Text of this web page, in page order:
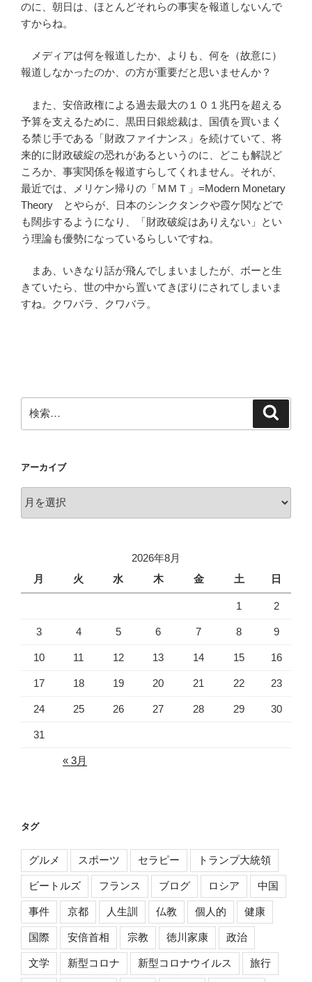
のに、朝日は、ほとんどそれらの事実を報道しないんで
すからね。
メディアは何を報道したか、よりも、何を（故意に）
報道しなかったのか、の方が重要だと思いませんか？
また、安倍政権による過去最大の１０１兆円を超える
予算を支えるために、黒田日銀総裁は、国債を買いまく
る禁じ手である「財政ファイナンス」を続けていて、将
来的に財政破綻の恐れがあるというのに、どこも解説ど
ころか、事実関係を報道すらしてくれません。それが、
最近では、メリケン帰りの「ＭＭＴ」=Modern Monetary
Theory とやらが、日本のシンクタンクや霞ケ関などで
も闊歩するようになり、「財政破綻はありえない」とい
う理論も優勢になっているらしいですね。
まあ、いきなり話が飛んでしまいましたが、ボーと生
きていたら、世の中から置いてきぼりにされてしまいま
すね。クワバラ、クワバラ。
索:
アーカイブ
ー
2026年8月
月
火 水 木 金 土 日
1 2
3 4 5 6 7 8 9
10 11 12 13 14 15 16
17 18 19 20 21 22 23
24 25 26 27 28 29 30
31
« 3月
タグ
グルメ スポーツ セラピー トランプ大統領
ビートルズ フランス ブログ ロシア 中国
事件 京都 人生訓 仏教 個人的 健康
国際 安倍首相 宗教 徳川家康 政治
文学 新型コロナ 新型コロナウイルス 旅行